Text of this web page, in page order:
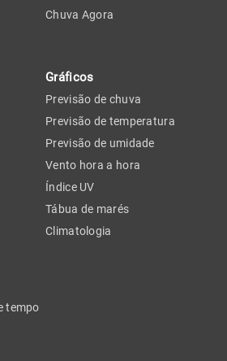
tempo
Chuva Agora
Gráficos
Previsão de chuva
Previsão de temperatura
Previsão de umidade
Vento hora a hora
Índice UV
Tábua de marés
Climatologia